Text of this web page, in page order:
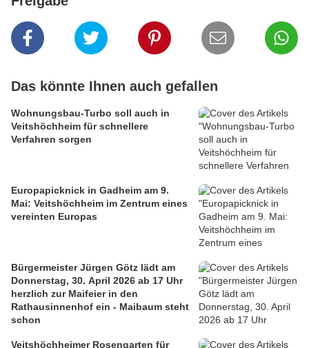
Das könnte Ihnen auch gefallen
Wohnungsbau-Turbo soll auch in
Veitshöchheim für schnellere
Verfahren sorgen
Europapicknick in Gadheim am 9.
Mai: Veitshöchheim im Zentrum eines
vereinten Europas
Bürgermeister Jürgen Götz lädt am
Donnerstag, 30. April 2026 ab 17 Uhr
herzlich zur Maifeier in den
Rathausinnenhof ein - Maibaum steht
schon
Veitshöchheimer Rosengarten für